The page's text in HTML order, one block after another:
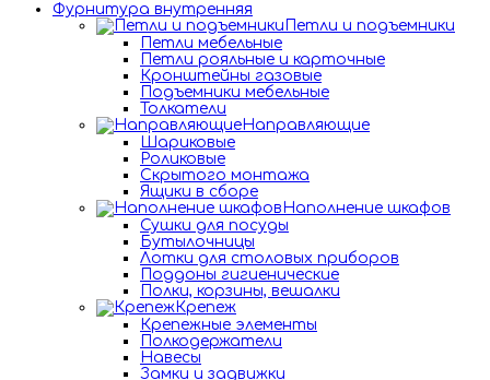
Фурнитура внутренняя
Петли и подъемники
Петли мебельные
Петли рояльные и карточные
Кронштейны газовые
Подъемники мебельные
Толкатели
Направляющие
Шариковые
Роликовые
Скрытого монтажа
Ящики в сборе
Наполнение шкафов
Сушки для посуды
Бутылочницы
Лотки для столовых приборов
Поддоны гигиенические
Полки, корзины, вешалки
Крепеж
Крепежные элементы
Полкодержатели
Навесы
Замки и задвижки